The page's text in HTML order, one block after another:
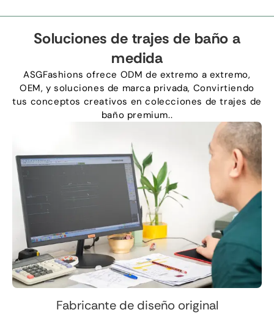
Soluciones de trajes de baño a
medida
ASGFashions ofrece ODM de extremo a extremo,
OEM, y soluciones de marca privada, Convirtiendo
tus conceptos creativos en colecciones de trajes de
baño premium..
Fabricante de diseño original